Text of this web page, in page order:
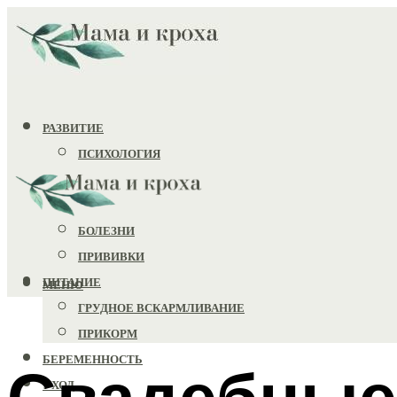
РАЗВИТИЕ
ПСИХОЛОГИЯ
ИГРУШКИ
ЗДОРОВЬЕ
БОЛЕЗНИ
ПРИВИВКИ
ПИТАНИЕ
ГРУДНОЕ ВСКАРМЛИВАНИЕ
ПРИКОРМ
БЕРЕМЕННОСТЬ
УХОД
МЕНЮ